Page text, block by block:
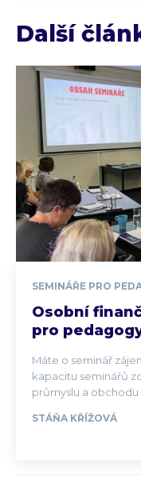
Další
SEMINÁŘE PRO
Osobní
pro
Máte o seminář
kapacitu seminářů
průmyslu a obchodu
STÁŇA KŘÍŽOVÁ